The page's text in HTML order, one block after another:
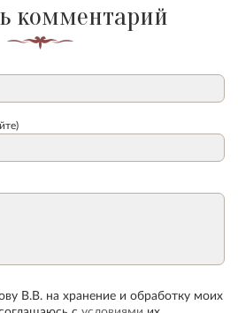
комментарий
В.В. на хранение и обработку моих